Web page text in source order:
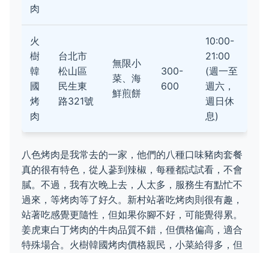
肉
火
樹
韓
國
烤
肉
台北市
松山區
民生東
路321號
無限小
菜、海
鮮煎餅
300-
600
10:00-
21:00
(週一至
週六，
週日休
息)
八色烤肉是我常去的一家，他們的八種口味豬肉套餐
真的很有特色，從人蔘到辣椒，每種都試試看，不會
膩。不過，我有次晚上去，人太多，服務生有點忙不
過來，等烤肉等了好久。新村站著吃烤肉則很有趣，
站著吃感覺更隨性，但如果你腳不好，可能覺得累。
姜虎東白丁烤肉的牛肉品質不錯，但價格偏高，適合
特殊場合。火樹韓國烤肉價格親民，小菜給得多，但